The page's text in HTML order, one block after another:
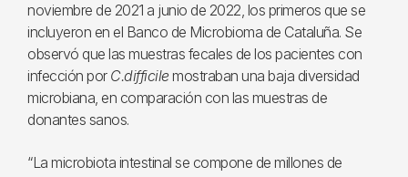
noviembre de 2021 a junio de 2022, los primeros que se
incluyeron en el Banco de Microbioma de Cataluña. Se
observó que las muestras fecales de los pacientes con
infección porC.difficile mostraban una baja diversidad
microbiana, en comparación con las muestras de
donantes sanos.
“La microbiota intestinal se compone de millones de